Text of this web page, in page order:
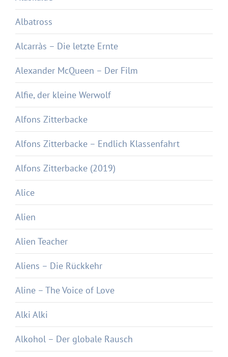
Albatross
Alcarràs – Die letzte Ernte
Alexander McQueen – Der Film
Alfie, der kleine Werwolf
Alfons Zitterbacke
Alfons Zitterbacke – Endlich Klassenfahrt
Alfons Zitterbacke (2019)
Alice
Alien
Alien Teacher
Aliens – Die Rückkehr
Aline – The Voice of Love
Alki Alki
Alkohol – Der globale Rausch